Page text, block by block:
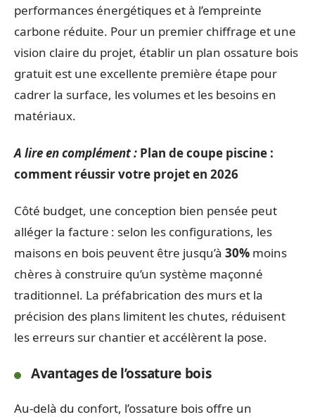
performances énergétiques et à l’empreinte
carbone réduite. Pour un premier chiffrage et une
vision claire du projet, établir un plan ossature bois
gratuit est une excellente première étape pour
cadrer la surface, les volumes et les besoins en
matériaux.
A lire en complément : Plan de coupe piscine :
comment réussir votre projet en 2026
Côté budget, une conception bien pensée peut
alléger la facture : selon les configurations, les
maisons en bois peuvent être jusqu’à 30% moins
chères à construire qu’un système maçonné
traditionnel. La préfabrication des murs et la
précision des plans limitent les chutes, réduisent
les erreurs sur chantier et accélèrent la pose.
Avantages de l’ossature bois
Au-delà du confort, l’ossature bois offre un